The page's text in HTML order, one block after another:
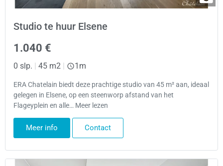
Studio te huur Elsene
1.040 €
0 slp. 45 m2 1m
ERA Chatelain biedt deze prachtige studio van 45 m² aan, ideaal
gelegen in Elsene, op een steenworp afstand van het
Flageyplein en alle… Meer lezen
Meer info Contact